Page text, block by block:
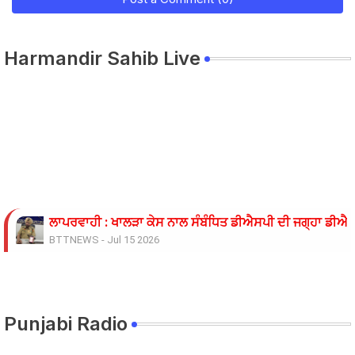
Harmandir Sahib Live
ਲਾਪਰਵਾਹੀ : ਖਾਲੜਾ ਕੇਸ ਨਾਲ ਸੰਬੰਧਿਤ ਡੀਐਸਪੀ ਦੀ ਜਗ੍ਹਾ
BTTNEWS - Jul 15 2026
11 ਜੂਨ ਦੇ ਗੰਭੀਰਪੁਰ ਸਿੱਖਿਆ ਮੰਤਰੀ ਪੰਜਾਬ ਦੇ ਪਿੰਡ ਧਰਨੇ ਸੰਬੰਧੀ
Punjabi Radio